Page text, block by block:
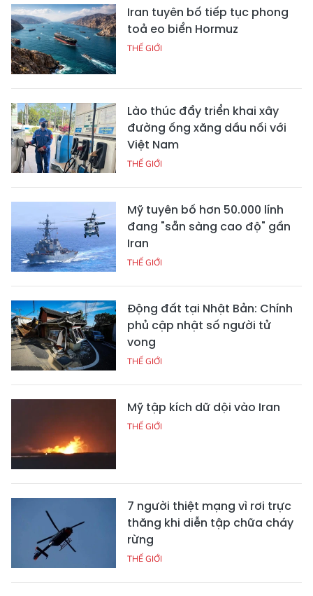
Iran tuyên bố tiếp tục phong
toả eo biển Hormuz
THẾ GIỚI
Lào thúc đẩy triển khai xây
đường ống xăng dầu nối với
Việt Nam
THẾ GIỚI
Mỹ tuyên bố hơn 50.000 lính
đang "sẵn sàng cao độ" gần
Iran
THẾ GIỚI
Động đất tại Nhật Bản: Chính
phủ cập nhật số người tử
vong
THẾ GIỚI
Mỹ tập kích dữ dội vào Iran
THẾ GIỚI
7 người thiệt mạng vì rơi trực
thăng khi diễn tập chữa cháy
rừng
THẾ GIỚI